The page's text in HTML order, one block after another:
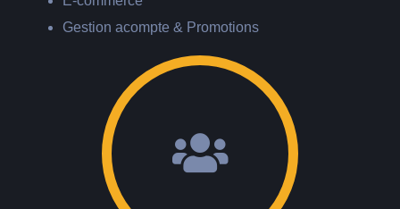
Gestion acompte & Promotions